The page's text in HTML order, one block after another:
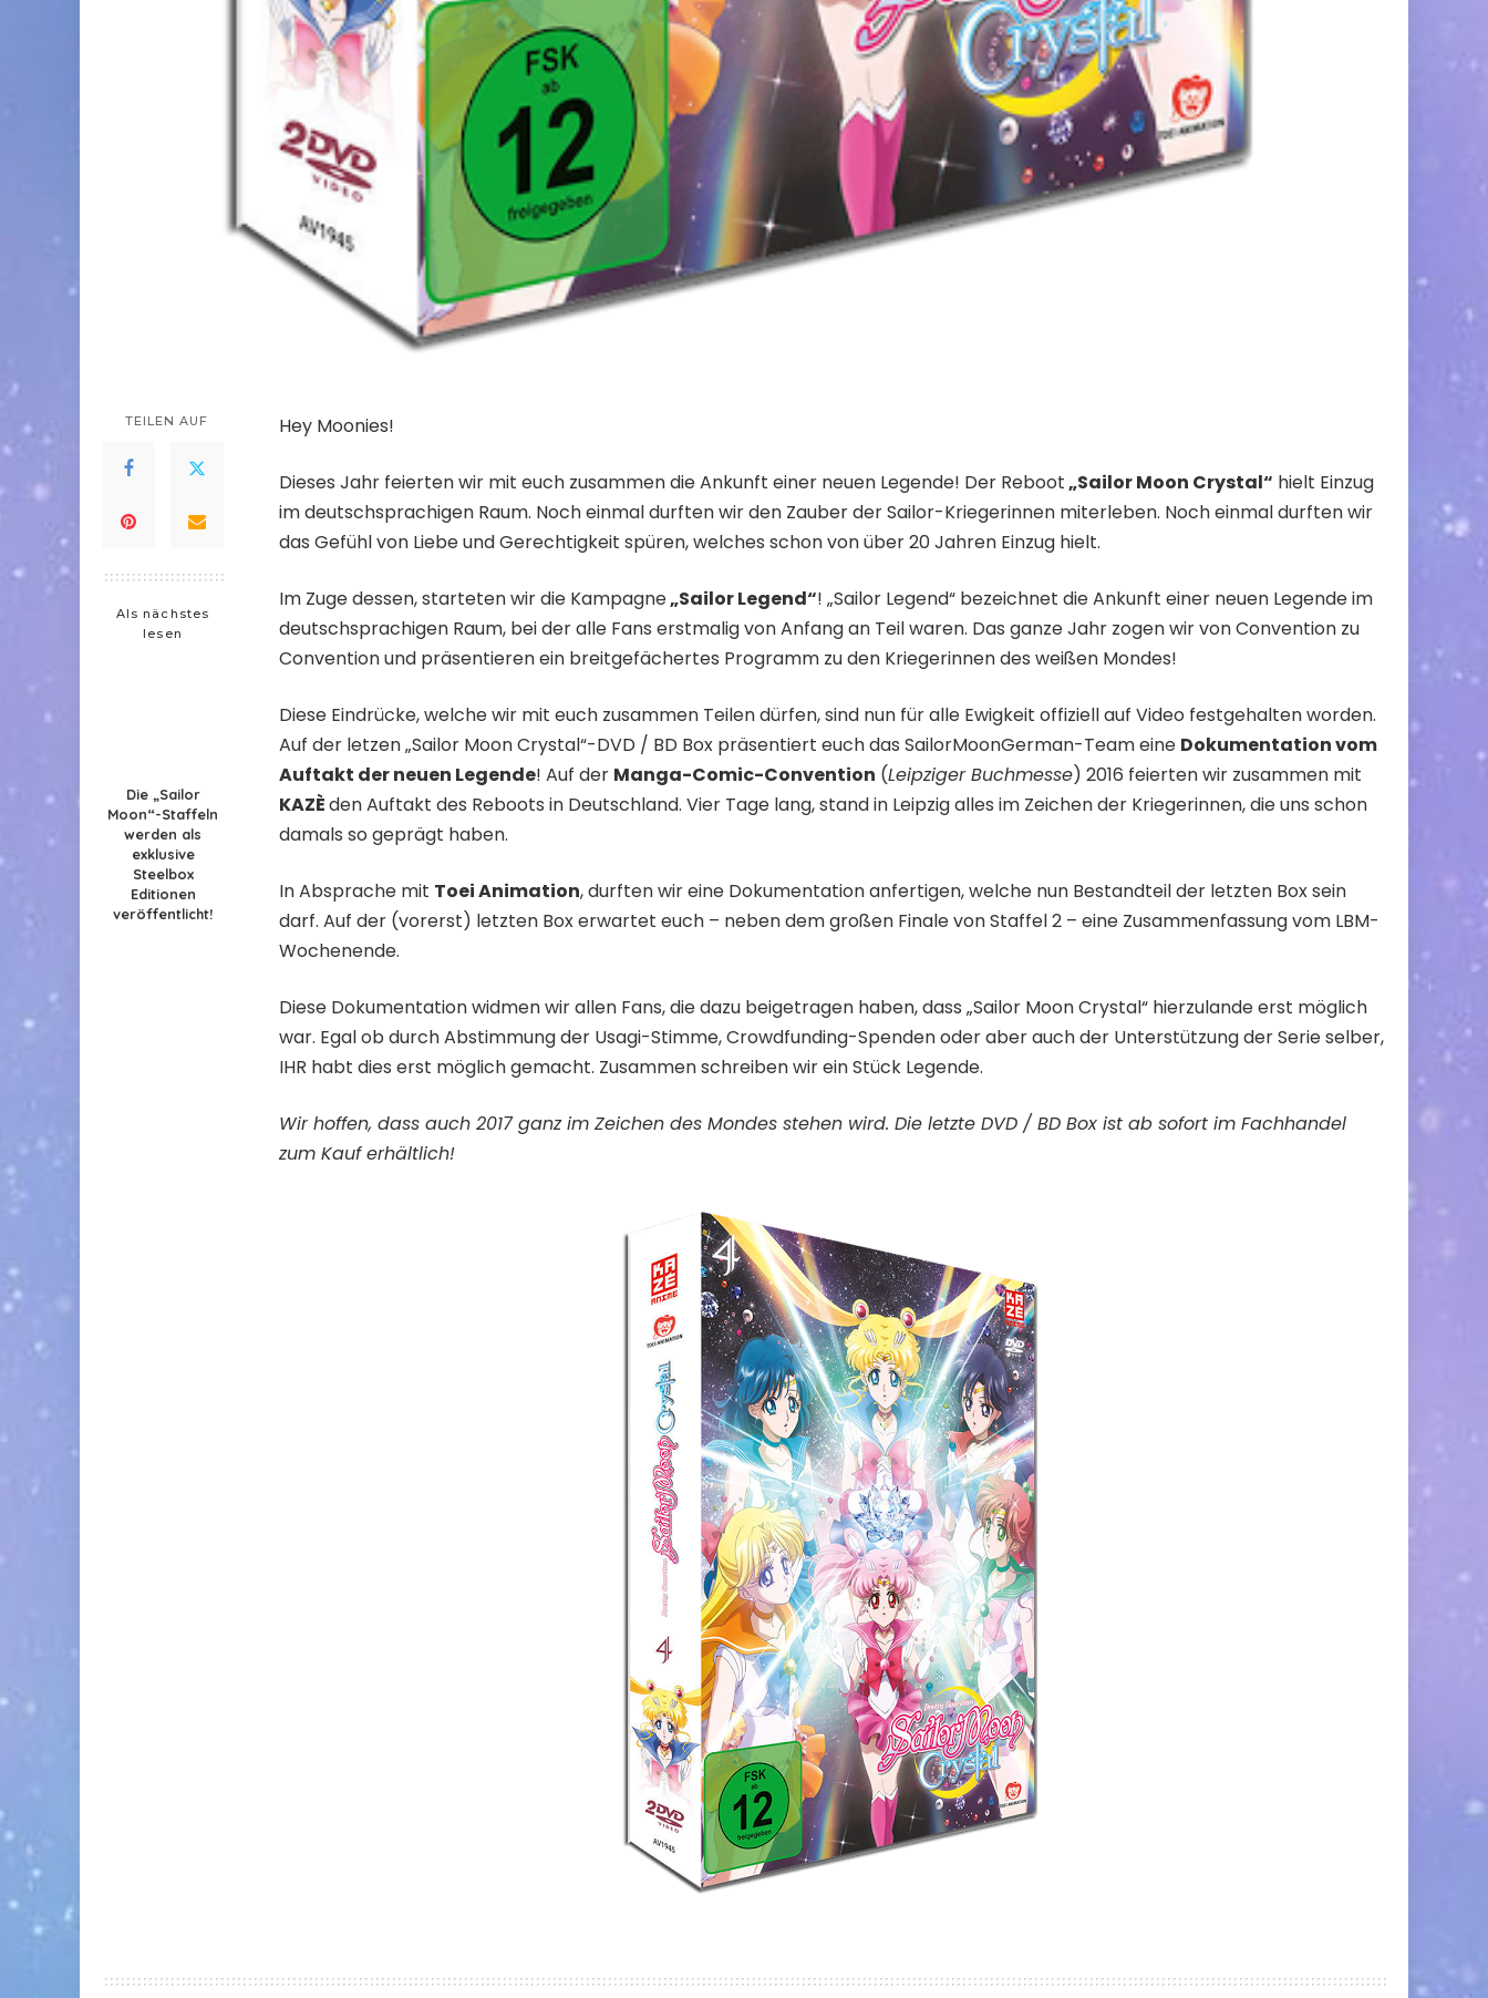
TEILEN AUF
Als nächstes
lesen
Die „Sailor
Moon“-Staffeln
werden als
exklusive
Steelbox
Editionen
veröffentlicht!
Hey Moonies!
Dieses Jahr feierten wir mit euch zusammen die Ankunft einer neuen Legende! Der Reboot„Sailor Moon Crystal“ hielt Einzug
im deutschsprachigen Raum. Noch einmal durften wir den Zauber der Sailor-Kriegerinnen miterleben. Noch einmal durften wir
das Gefühl von Liebe und Gerechtigkeit spüren, welches schon von über 20 Jahren Einzug hielt.
Im Zuge dessen, starteten wir die Kampagne„Sailor Legend“! „Sailor Legend“ bezeichnet die Ankunft einer neuen Legende im
deutschsprachigen Raum, bei der alle Fans erstmalig von Anfang an Teil waren. Das ganze Jahr zogen wir von Convention zu
Convention und präsentieren ein breitgefächertes Programm zu den Kriegerinnen des weißen Mondes!
Diese Eindrücke, welche wir mit euch zusammen Teilen dürfen, sind nun für alle Ewigkeit offiziell auf Video festgehalten worden.
Auf der letzen „Sailor Moon Crystal“-DVD / BD Box präsentiert euch das SailorMoonGerman-Team eine Dokumentation vom
Auftakt der neuen Legende! Auf der Manga-Comic-Convention (Leipziger Buchmesse) 2016 feierten wir zusammen mit
KAZÈden Auftakt des Reboots in Deutschland. Vier Tage lang, stand in Leipzig alles im Zeichen der Kriegerinnen, die uns schon
damals so geprägt haben.
In Absprache mit Toei Animation, durften wir eine Dokumentation anfertigen, welche nun Bestandteil der letzten Box sein
darf. Auf der (vorerst) letzten Box erwartet euch – neben dem großen Finale von Staffel 2 – eine Zusammenfassung vom LBM-
Wochenende.
Diese Dokumentation widmen wir allen Fans, die dazu beigetragen haben, dass „Sailor Moon Crystal“ hierzulande erst möglich
war. Egal ob durch Abstimmung der Usagi-Stimme, Crowdfunding-Spenden oder aber auch der Unterstützung der Serie selber,
IHR habt dies erst möglich gemacht. Zusammen schreiben wir ein Stück Legende.
Wir hoffen, dass auch 2017 ganz im Zeichen des Mondes stehen wird. Die letzte DVD / BD Box ist ab sofort im Fachhandel
zum Kauf erhältlich!